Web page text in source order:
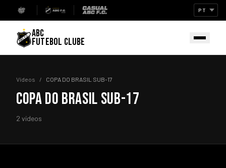
ABC
FUTEBOL CLUBE
Vídeos / COPA DO BRASIL SUB-17
COPA DO BRASIL SUB-17
2 vídeos